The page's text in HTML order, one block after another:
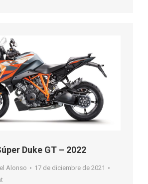
Duke GT – 2022
Alonso
17 de diciembre de 2021